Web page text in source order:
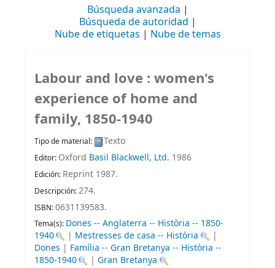
Búsqueda avanzada
Búsqueda de autoridad
Nube de etiquetas
Nube de temas
Labour and love : women's
experience of home and
family, 1850-1940
Tipo de material: Texto
Editor: Oxford Basil Blackwell, Ltd. 1986
Edición: Reprint 1987.
Descripción:274.
ISBN:0631139583.
Tema(s): Dones -- Anglaterra -- Història -- 1850-
1940
| Mestresses de casa -- Història
|
Dones | Família -- Gran Bretanya -- Història --
1850-1940
|Gran Bretanya